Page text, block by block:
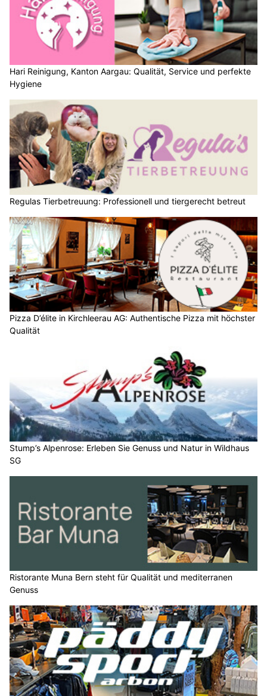
Hari Reinigung, Kanton Aargau: Qualität, Service und perfekte
Hygiene
Regulas Tierbetreuung: Professionell und tiergerecht betreut
Pizza D’élite in Kirchleerau AG: Authentische Pizza mit höchster
Qualität
Stump’s Alpenrose: Erleben Sie Genuss und Natur in Wildhaus
SG
Ristorante Muna Bern steht für Qualität und mediterranen
Genuss